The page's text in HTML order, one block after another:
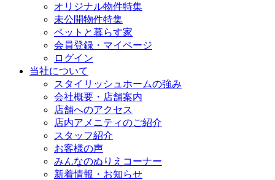
オリジナル物件特集
未公開物件特集
ペットと暮らす家
会員登録・マイページ
ログイン
当社について
スタイリッシュホームの強み
会社概要・店舗案内
店舗へのアクセス
店内アメニティのご紹介
スタッフ紹介
お客様の声
みんなのぬりえコーナー
新着情報・お知らせ